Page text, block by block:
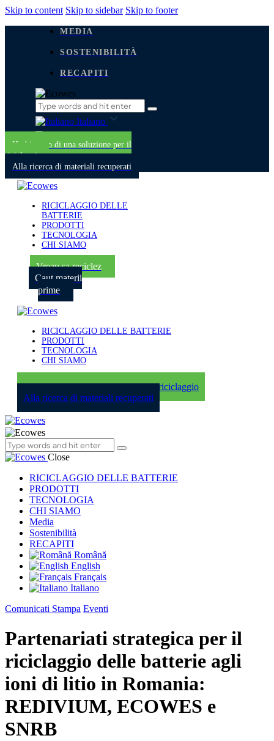
Skip to content Skip to sidebar Skip to footer
MEDIA
SOSTENIBILITÀ
RECAPITI
Italiano
Ho bisogno di una soluzione per il
riciclaggio
Alla ricerca di materiali recuperati
RICICLAGGIO DELLE
BATTERIE
PRODOTTI
TECNOLOGIA
CHI SIAMO
Vreau sa reciclez
Caut materii
prime
RICICLAGGIO DELLE BATTERIE
PRODOTTI
TECNOLOGIA
CHI SIAMO
Ho bisogno di una soluzione per il riciclaggio
Alla ricerca di materiali recuperati
Close
RICICLAGGIO DELLE BATTERIE
PRODOTTI
TECNOLOGIA
CHI SIAMO
Media
Sostenibilità
RECAPITI
Română
English
Français
Italiano
Comunicati Stampa Eventi
Partenariati strategica per il
riciclaggio delle batterie agli
ioni di litio in Romania:
REDIVIUM, ECOWES e
SNRB